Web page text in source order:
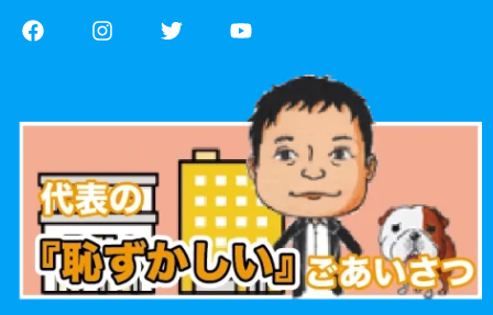
F
a
o
k
I
n
g
a
m
T
w
e
Y
o
u
b
e